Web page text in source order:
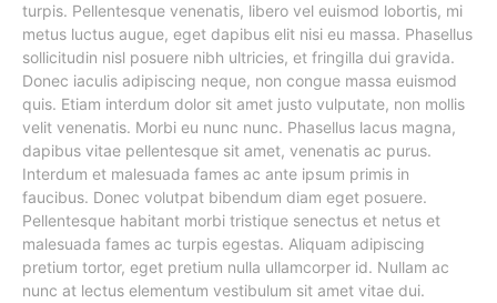
turpis. Pellentesque venenatis, libero vel euismod lobortis, mi
metus luctus augue, eget dapibus elit nisi eu massa. Phasellus
sollicitudin nisl posuere nibh ultricies, et fringilla dui gravida.
Donec iaculis adipiscing neque, non congue massa euismod
quis. Etiam interdum dolor sit amet justo vulputate, non mollis
velit venenatis. Morbi eu nunc nunc. Phasellus lacus magna,
dapibus vitae pellentesque sit amet, venenatis ac purus.
Interdum et malesuada fames ac ante ipsum primis in
faucibus. Donec volutpat bibendum diam eget posuere.
Pellentesque habitant morbi tristique senectus et netus et
malesuada fames ac turpis egestas. Aliquam adipiscing
pretium tortor, eget pretium nulla ullamcorper id. Nullam ac
nunc at lectus elementum vestibulum sit amet vitae dui.